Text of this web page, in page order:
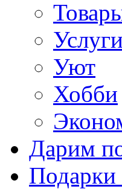
Услуги
Уют
Хобби
Дарим
Подарки